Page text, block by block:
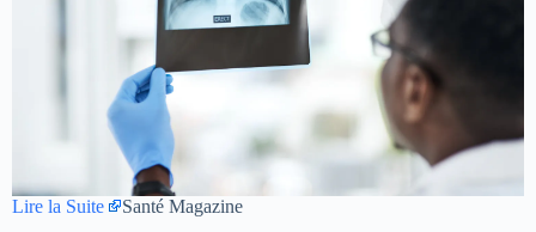
Lire la Suite Santé Magazine